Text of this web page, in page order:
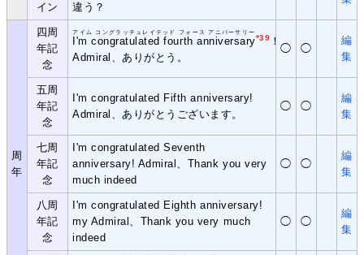
イン 違う？
周
年
四周
年記
念
I'm congratulated fourth anniversary
アイム コングラッチュレイテッド フォース アニバーサリー
*39 ！
Admiral、ありがとう。
◯ ◯
編
集
五周
年記
念
I'm congratulated Fifth anniversary!
Admiral、ありがとうございます。
◯ ◯
編
集
七周
年記
念
I'm congratulated Seventh
anniversary! Admiral、Thank you very
much indeed
◯ ◯
編
集
八周
年記
念
I'm congratulated Eighth anniversary!
my Admiral、Thank you very much
indeed
◯ ◯
編
集